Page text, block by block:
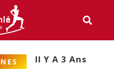
Il Y A 3 Ans